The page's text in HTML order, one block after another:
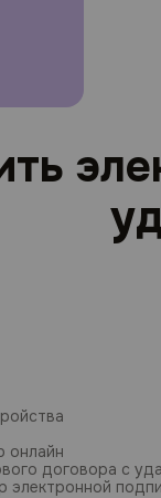
онлайн
договора с
электронной